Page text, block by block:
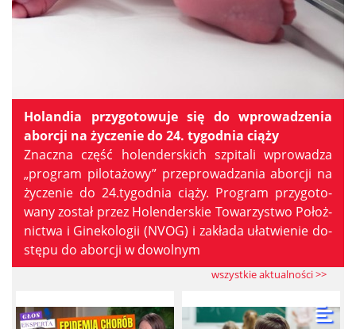
Holandia przygotowuje się do wprowadzenia
aborcji na życzenie do 24. tygodnia ciąży
Znacz­na część ho­len­der­skich szpi­ta­li wpro­wa­dza
„pro­gram pi­lo­ta­żo­wy” prze­pro­wa­dza­nia abor­cji na
ży­cze­nie do 24.tygodnia cią­ży. Pro­gram przy­go­to­
wa­ny zo­stał przez Ho­len­der­skie To­wa­rzy­stwo Po­łoż­
nic­twa i Gi­ne­ko­lo­gii (NVOG) i za­kła­da uła­twie­nie do­
stę­pu do abor­cji w do­wol­nym
wszystkie aktualności >>